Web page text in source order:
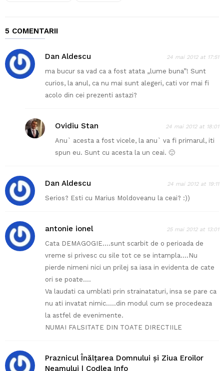
5 COMENTARII
Dan Aldescu 24 mai 2012 at 17:51
ma bucur sa vad ca a fost atata „lume buna”! Sunt
curios, la anul, ca nu mai sunt alegeri, cati vor mai fi
acolo din cei prezenti astazi?
Ovidiu Stan 24 mai 2012 at 18:01
Anu` acesta a fost vicele, la anu` va fi primarul, iti
spun eu. Sunt cu acesta la un ceai. 🙂
Dan Aldescu 24 mai 2012 at 19:11
Serios? Esti cu Marius Moldoveanu la ceai? :))
antonie ionel 25 mai 2012 at 13:01
Cata DEMAGOGIE….sunt scarbit de o perioada de
vreme si privesc cu sile tot ce se intampla….Nu
pierde nimeni nici un prilej sa iasa in evidenta de cate
ori se poate….
Va laudati ca umblati prin strainataturi, insa se pare ca
nu ati invatat nimic…..din modul cum se procedeaza
la astfel de evenimente.
NUMAI FALSITATE DIN TOATE DIRECTIILE
Praznicul Înălțarea Domnului și Ziua Eroilor
Neamului | Codlea Info